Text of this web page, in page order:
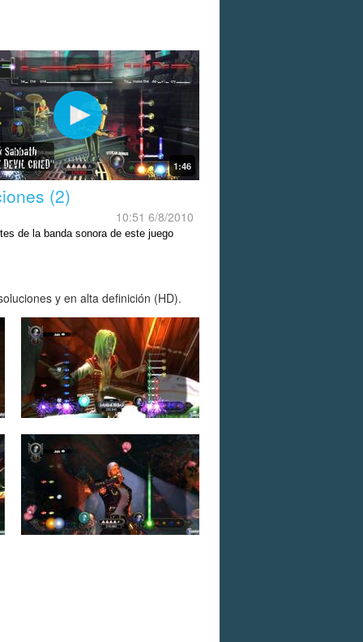
1:46
(2)
10:51 6/8/2010
de la banda sonora de este juego
y en alta definición (HD).